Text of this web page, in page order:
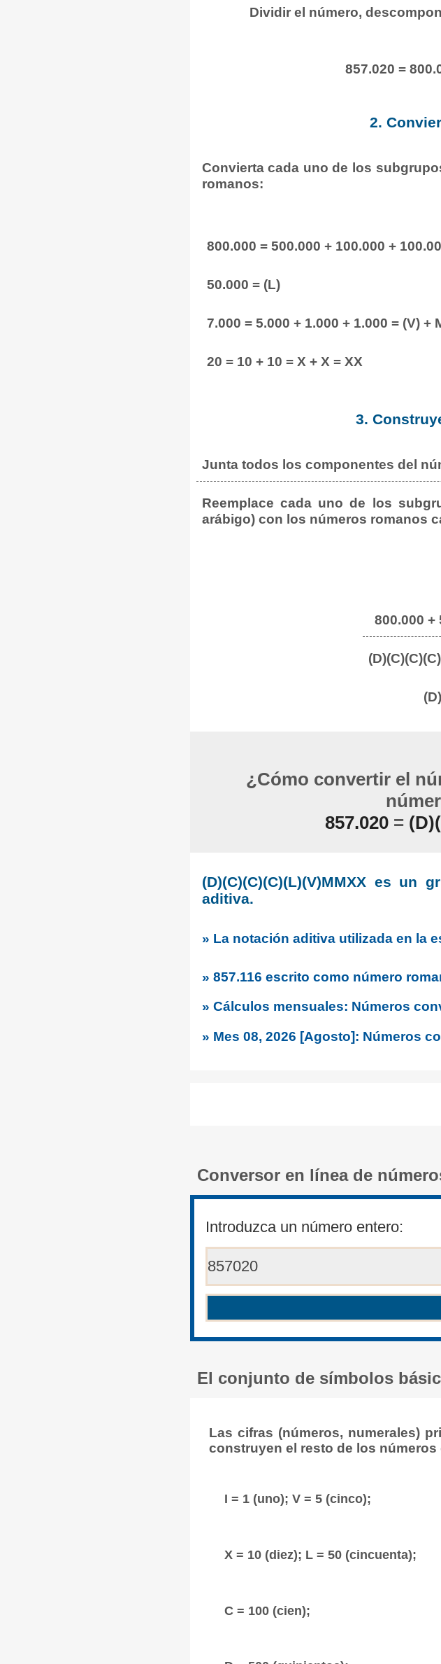
Dividir el número,
857.020 =
2.
Convierta cada uno de los
romanos:
800.000 = 500.000 + 100.000 +
50.000 = (L)
7.000 = 5.000 + 1.000 + 1.000 = (V) +
20 = 10 + 10 = X + X = XX
3.
Junta todos los componentes del
Reemplace cada uno de los
arábigo) con los números romanos
800.000 +
¿Cómo convertir el
857.020 =
(D)(C)(C)(C)(L)(V)MMXX es un
aditiva.
» La notación aditiva utilizada en la
» 857.116 escrito como número
» Cálculos mensuales: Números
» Mes 08, 2026 [Agosto]: Números
Conversor en línea de
Introduzca un número entero:
El conjunto de símbolos
Las cifras (números, numerales)
construyen el resto de los números
I = 1 (uno); V = 5 (cinco);
X = 10 (diez); L = 50 (cincuenta);
C = 100 (cien);